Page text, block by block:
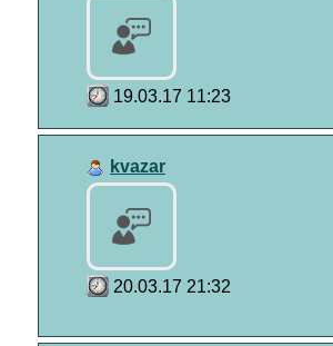
19.03.17 11:23
kvazar
20.03.17 21:32